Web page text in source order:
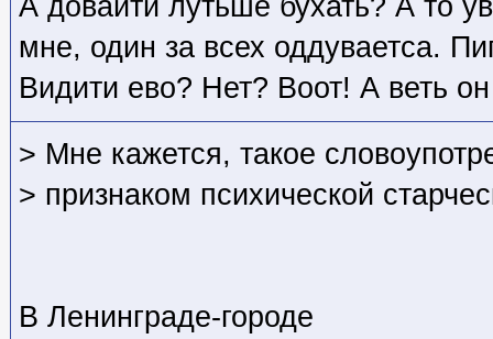
мне, один за всех оддуваетса.
Видити ево? Нет? Воот! А веть
> Мне кажется, такое
> признаком психической
В Ленинграде-городе